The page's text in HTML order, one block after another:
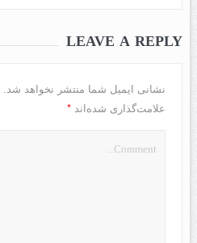
LEAVE A REPLY
نشانی ایمیل شما منتشر نخواهد شد.
علامت‌گذاری شده‌اند *